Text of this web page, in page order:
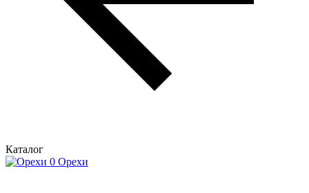
Каталог
Орехи